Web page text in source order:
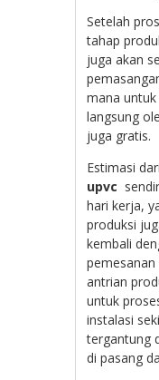
Setelah
tahap
juga akan
mana
langsung
juga gratis.
Estimasi
upvc
hari kerja,
produksi
kembali
pemesanan
antrian
untuk
instalasi
tergantung
di pasang